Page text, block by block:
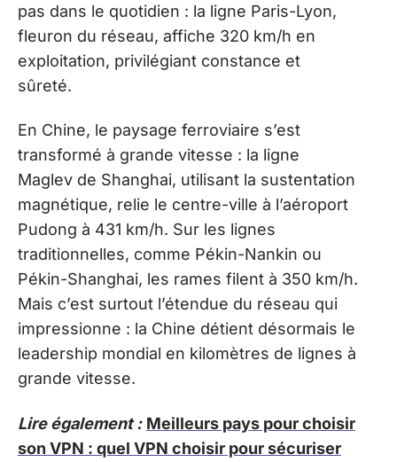
pas dans le quotidien : la ligne Paris-Lyon,
fleuron du réseau, affiche 320 km/h en
exploitation, privilégiant constance et
sûreté.
En Chine, le paysage ferroviaire s’est
transformé à grande vitesse : la ligne
Maglev de Shanghai, utilisant la sustentation
magnétique, relie le centre-ville à l’aéroport
Pudong à 431 km/h. Sur les lignes
traditionnelles, comme Pékin-Nankin ou
Pékin-Shanghai, les rames filent à 350 km/h.
Mais c’est surtout l’étendue du réseau qui
impressionne : la Chine détient désormais le
leadership mondial en kilomètres de lignes à
grande vitesse.
Lire également : Meilleurs pays pour choisir
son VPN : quel VPN choisir pour sécuriser